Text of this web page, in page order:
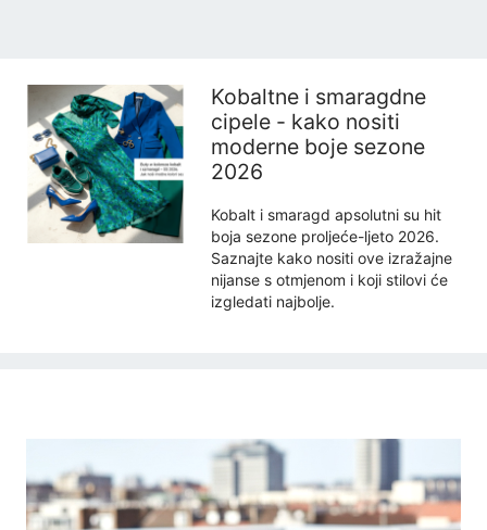
Kobaltne i smaragdne
cipele - kako nositi
moderne boje sezone
2026
Kobalt i smaragd apsolutni su hit
boja sezone proljeće-ljeto 2026.
Saznajte kako nositi ove izražajne
nijanse s otmjenom i koji stilovi će
izgledati najbolje.